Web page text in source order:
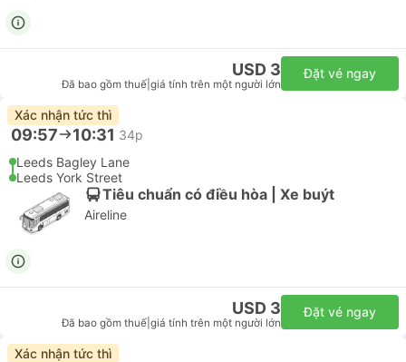
USD 3
Đã bao gồm thuế giá tính trên một người lớn
Đặt vé ngay
Xác nhận tức thì
09:57 10:31 34p
Leeds Bagley Lane
Leeds York Street
Tiêu chuẩn có điều hòa | Xe buýt
Aireline
USD 3
Đã bao gồm thuế giá tính trên một người lớn
Đặt vé ngay
Xác nhận tức thì